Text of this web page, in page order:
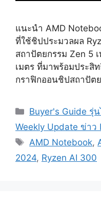
แนะนำ AMD
ที่ใช้ชิปประมวลผล
สถาปัตยกรรม Zen 5
เมตร ที่มาพร้อมประสิ
กราฟิกออนชิปสถาปัต
Categories
Buyer's Guide รุ่
Weekly Update ข่าว
Tags
AMD Notebook,
2024, Ryzen AI 300